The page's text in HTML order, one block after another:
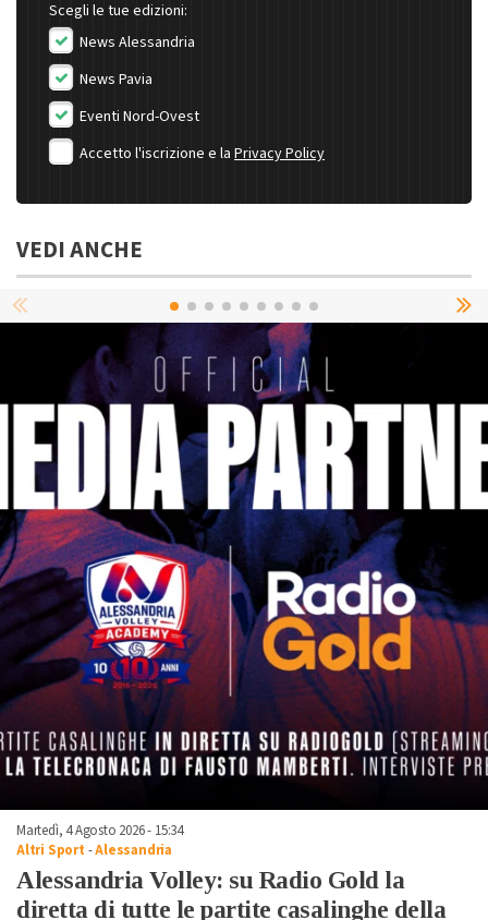
Scegli le tue edizioni:
News Alessandria
News Pavia
Eventi Nord-Ovest
Accetto l'iscrizione e la Privacy Policy
VEDI ANCHE
Martedì, 4 Agosto 2026 - 15:34
Altri Sport -Alessandria
Alessandria Volley: su Radio Gold la
diretta di tutte le partite casalinghe della